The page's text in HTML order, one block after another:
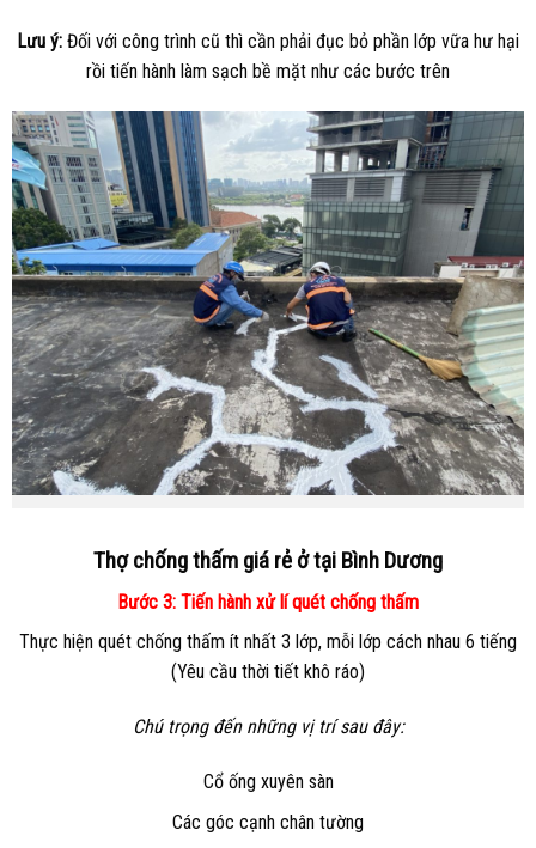
Lưu ý: Đối với công trình cũ thì cần phải đục bỏ phần lớp vữa hư hại
rồi tiến hành làm sạch bề mặt như các bước trên
Thợ chống thấm giá rẻ ở tại Bình Dương
Bước 3: Tiến hành xử lí quét chống thấm
Thực hiện quét chống thấm ít nhất 3 lớp, mỗi lớp cách nhau 6 tiếng
(Yêu cầu thời tiết khô ráo)
Chú trọng đến những vị trí sau đây:
Cổ ống xuyên sàn
Các góc cạnh chân tường